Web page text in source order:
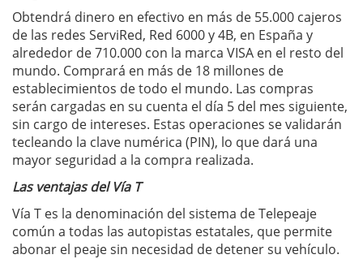
Obtendrá dinero en efectivo en más de 55.000 cajeros
de las redes ServiRed, Red 6000 y 4B, en España y
alrededor de 710.000 con la marca VISA en el resto del
mundo. Comprará en más de 18 millones de
establecimientos de todo el mundo. Las compras
serán cargadas en su cuenta el día 5 del mes siguiente,
sin cargo de intereses. Estas operaciones se validarán
tecleando la clave numérica (PIN), lo que dará una
mayor seguridad a la compra realizada.
Las ventajas del Vía T
Vía T es la denominación del sistema de Telepeaje
común a todas las autopistas estatales, que permite
abonar el peaje sin necesidad de detener su vehículo.